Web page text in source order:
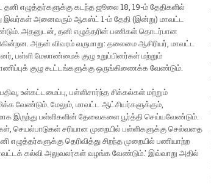
எழுத்தர்களுக்கு கடந்த ஜூலை 18, 19-ம் தேதிகளில்
இவர்கள் அனைவரும் ஆகஸ்ட் 1-ம் தேதி (இன்று) மாவட்ட
அதனுடன், தனி எழுத்தரின் பணிகள் தொடர்பான
அதன் விவரம் வருமாறு: தலைமை ஆசிரியர், மாவட்ட
பள்ளி மேலாண்மைக் குழு உறுப்பினர்கள் மற்றும்
குழு கூட்டங்களுக்கு ஒருங்கிணைக்க வேண்டும்.
உள்கட்டமைப்பு, பள்ளிசார்ந்த சிக்கல்கள் மற்றும்
வேண்டும். மேலும், மாவட்ட ஆட்சியர்களுக்கும்,
இருந்து பள்ளிகளின் தேவைகளை பூர்த்தி செய்யவேண்டும்.
செயல்பாடுகள் சரியான முறையில் பள்ளிகளுக்கு செல்வதை
தெரிவித்து சிறந்த முறையில் பணியாற்ற
கல்வி அலுவலர்கள் வழங்க வேண்டும்.' இவ்வாறு அதில்